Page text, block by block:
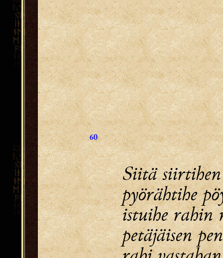
60
Siitä
pyörähtihe
istuihe rahin
petäjäisen